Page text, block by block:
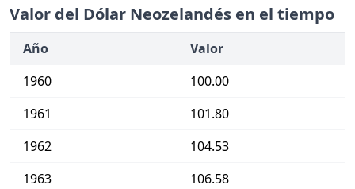
Valor del Dólar Neozelandés en el tiempo
Año
Valor
1960
100.00
1961
101.80
1962
104.53
1963
106.58